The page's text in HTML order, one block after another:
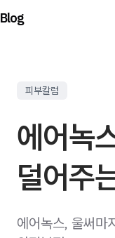
Blog
피부칼럼
에어녹
덜어주
에어녹스, 울써마